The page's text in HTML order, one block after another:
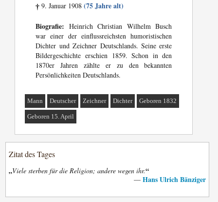
† 9. Januar 1908(75 Jahre alt)
Biografie: Heinrich Christian Wilhelm Busch
war einer der einflussreichsten humoristischen
Dichter und Zeichner Deutschlands. Seine erste
Bildergeschichte erschien 1859. Schon in den
1870er Jahren zählte er zu den bekannten
Persönlichkeiten Deutschlands.
Mann Deutscher Zeichner Dichter Geboren 1832
Geboren 15. April
Zitat des Tages
„Viele sterben für die Religion; andere wegen ihr.“
— Hans Ulrich Bänziger